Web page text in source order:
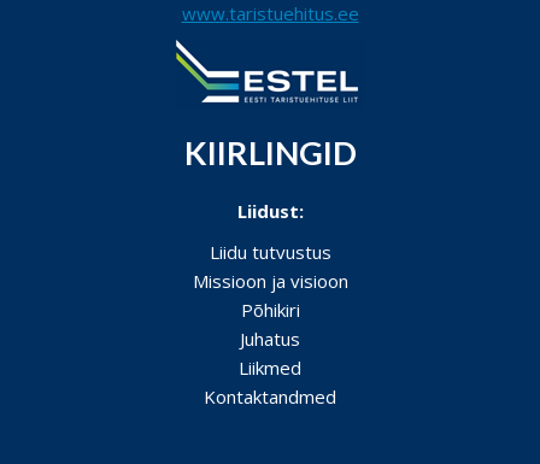
www.taristuehitus.ee
KIIRLINGID
Liidust:
Liidu tutvustus
Missioon ja visioon
Põhikiri
Juhatus
Liikmed
Kontaktandmed